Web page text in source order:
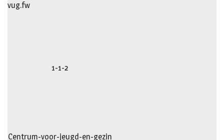
vug.fw
1-1-2
Centrum-voor-jeugd-en-gezin